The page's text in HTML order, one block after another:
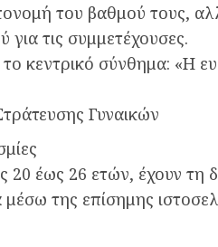
του βαθμού τους,
για τις συμμετέχουσες.
κεντρικό σύνθημα: «Η
Γυναικών
20 έως 26 ετών, έχουν τη
μέσω της επίσημης